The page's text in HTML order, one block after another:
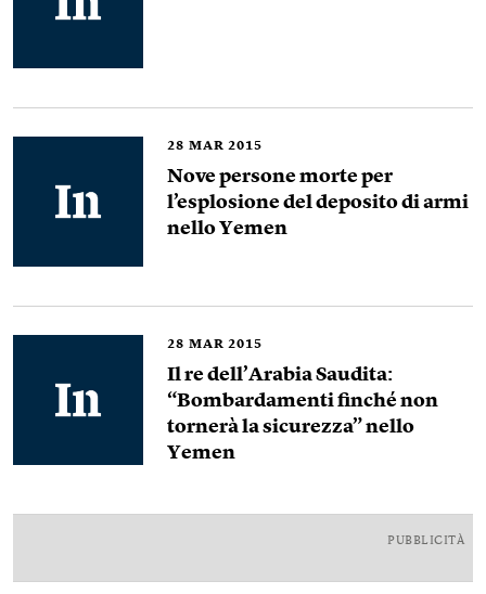
28 MAR 2015
Nove persone morte per
l’esplosione del deposito di armi
nello Yemen
28 MAR 2015
Il re dell’Arabia Saudita:
“Bombardamenti finché non
tornerà la sicurezza” nello
Yemen
PUBBLICITÀ